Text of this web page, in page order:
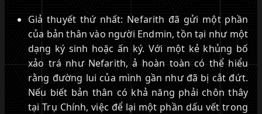
Giả thuyết thứ nhất: Nefarith đã gửi một phần
của bản thân vào người Endmin, tồn tại như một
dạng ký sinh hoặc ấn ký. Với một kẻ khủng bố
xảo trá như Nefarith, ả hoàn toàn có thể hiểu
rằng đường lui của mình gần như đã bị cắt đứt.
Nếu biết bản thân có khả năng phải chôn thây
tại Trụ Chính, việc để lại một phần dấu vết trong